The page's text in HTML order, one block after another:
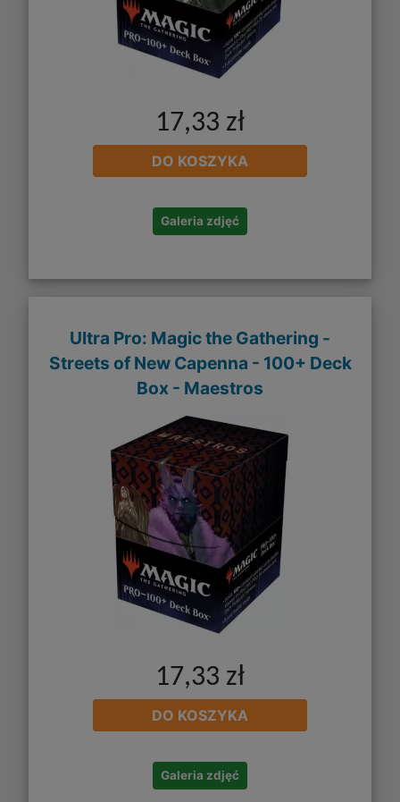
17,33 zł
DO KOSZYKA
Galeria zdjęć
Ultra Pro: Magic the Gathering -
Streets of New Capenna - 100+ Deck
Box - Maestros
17,33 zł
DO KOSZYKA
Galeria zdjęć